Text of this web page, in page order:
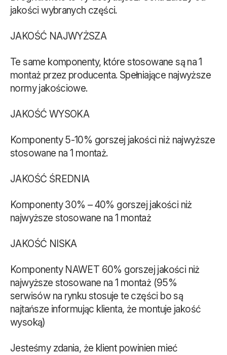
jakości wybranych części.
JAKOŚĆ NAJWYŻSZA
Te same komponenty, które stosowane są na 1
montaż przez producenta. Spełniające najwyższe
normy jakościowe.
JAKOŚĆ WYSOKA
Komponenty 5-10% gorszej jakości niż najwyższe
stosowane na 1 montaż.
JAKOŚĆ ŚREDNIA
Komponenty 30% – 40% gorszej jakości niż
najwyższe stosowane na 1 montaż
JAKOŚĆ NISKA
Komponenty NAWET 60% gorszej jakości niż
najwyższe stosowane na 1 montaż (95%
serwisów na rynku stosuje te części bo są
najtańsze informując klienta, że montuje jakość
wysoką)
Jesteśmy zdania, że klient powinien mieć